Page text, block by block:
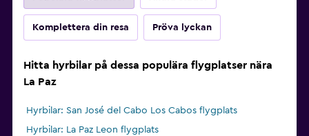
Komplettera din resa Pröva lyckan
Hitta hyrbilar på dessa populära flygplatser nära
La Paz
Hyrbilar: San José del Cabo Los Cabos flygplats
Hyrbilar: La Paz Leon flygplats